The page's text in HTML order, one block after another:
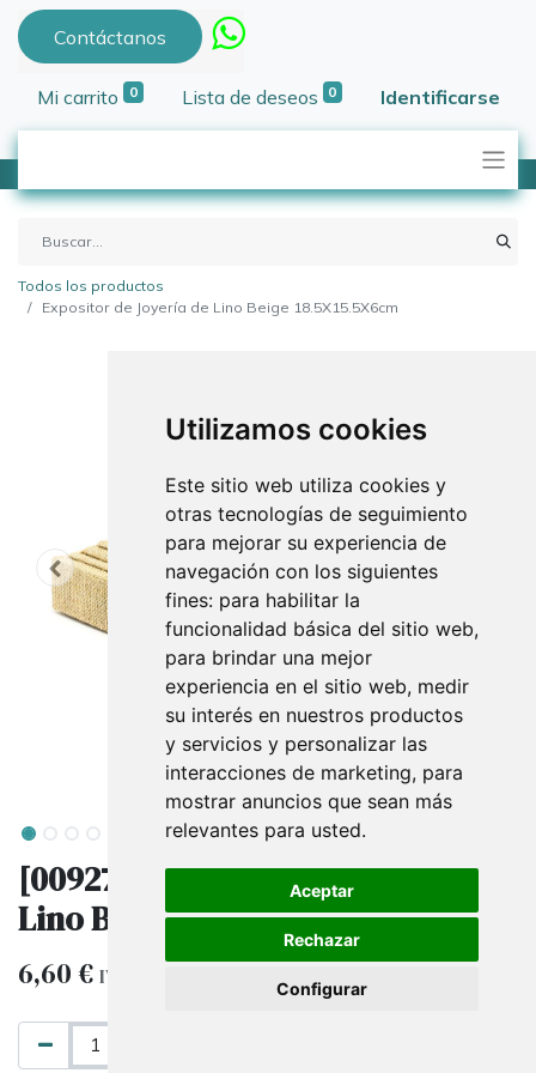
Utilizamos cookies
Este sitio web utiliza cookies y
otras tecnologías de seguimiento
para mejorar su experiencia de
navegación con los siguientes
fines: para habilitar la
funcionalidad básica del sitio web,
para brindar una mejor
experiencia en el sitio web, medir
su interés en nuestros productos
y servicios y personalizar las
interacciones de marketing, para
mostrar anuncios que sean más
relevantes para usted.
Aceptar
Rechazar
Configurar
Contáctanos
Mi carrito 0 Lista de deseos 0 Identificarse
Todos los productos
Expositor de Joyería de Lino Beige 18.5X15.5X6cm
[009276] Expositor de Joyería de
Lino Beige 18.5X15.5X6cm
6,60€ IVA excluido